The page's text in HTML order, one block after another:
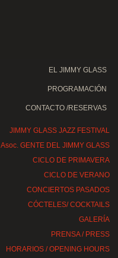
EL JIMMY GLASS
PROGRAMACIÓN
CONTACTO /RESERVAS
JIMMY GLASS JAZZ FESTIVAL
Asoc. GENTE DEL JIMMY GLASS
CICLO DE PRIMAVERA
CICLO DE VERANO
CONCIERTOS PASADOS
CÓCTELES/ COCKTAILS
GALERÍA
PRENSA / PRESS
HORARIOS / OPENING HOURS